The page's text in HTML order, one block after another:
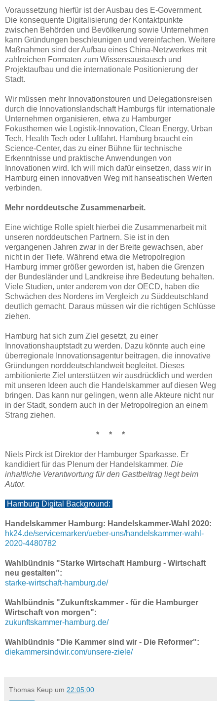
Voraussetzung hierfür ist der Ausbau des E-Government.
Die konsequente Digitalisierung der Kontaktpunkte
zwischen Behörden und Bevölkerung sowie Unternehmen
kann Gründungen beschleunigen und vereinfachen. Weitere
Maßnahmen sind der Aufbau eines China-Netzwerkes mit
zahlreichen Formaten zum Wissensaustausch und
Projektaufbau und die internationale Positionierung der
Stadt.
Wir müssen mehr Innovationstouren und Delegationsreisen
durch die Innovationslandschaft Hamburgs für internationale
Unternehmen organisieren, etwa zu Hamburger
Fokusthemen wie Logistik-Innovation, Clean Energy, Urban
Tech, Health Tech oder Luftfahrt. Hamburg braucht ein
Science-Center, das zu einer Bühne für technische
Erkenntnisse und praktische Anwendungen von
Innovationen wird. Ich will mich dafür einsetzen, dass wir in
Hamburg einen innovativen Weg mit hanseatischen Werten
verbinden.
Mehr norddeutsche Zusammenarbeit.
Eine wichtige Rolle spielt hierbei die Zusammenarbeit mit
unseren norddeutschen Partnern. Sie ist in den
vergangenen Jahren zwar in der Breite gewachsen, aber
nicht in der Tiefe. Während etwa die Metropolregion
Hamburg immer größer geworden ist, haben die Grenzen
der Bundesländer und Landkreise ihre Bedeutung behalten.
Viele Studien, unter anderem von der OECD, haben die
Schwächen des Nordens im Vergleich zu Süddeutschland
deutlich gemacht. Daraus müssen wir die richtigen Schlüsse
ziehen.
Hamburg hat sich zum Ziel gesetzt, zu einer
Innovationshauptstadt zu werden. Dazu könnte auch eine
überregionale Innovationsagentur beitragen, die innovative
Gründungen norddeutschlandweit begleitet. Dieses
ambitionierte Ziel unterstützen wir ausdrücklich und werden
mit unseren Ideen auch die Handelskammer auf diesen Weg
bringen. Das kann nur gelingen, wenn alle Akteure nicht nur
in der Stadt, sondern auch in der Metropolregion an einem
Strang ziehen.
* * *
Niels Pirck ist Direktor der Hamburger Sparkasse. Er
kandidiert für das Plenum der Handelskammer. Die
inhaltliche Verantwortung für den Gastbeitrag liegt beim
Autor.
Hamburg Digital Background:
Handelskammer Hamburg: Handelskammer-Wahl 2020:
hk24.de/servicemarken/ueber-uns/handelskammer-wahl-
2020-4480782
Wahlbündnis "Starke Wirtschaft Hamburg - Wirtschaft
neu gestalten":
starke-wirtschaft-hamburg.de/
Wahlbündnis "Zukunftskammer - für die Hamburger
Wirtschaft von morgen":
zukunftskammer-hamburg.de/
Wahlbündnis "Die Kammer sind wir - Die Reformer":
diekammersindwir.com/unsere-ziele/
Thomas Keup um 22:05:00